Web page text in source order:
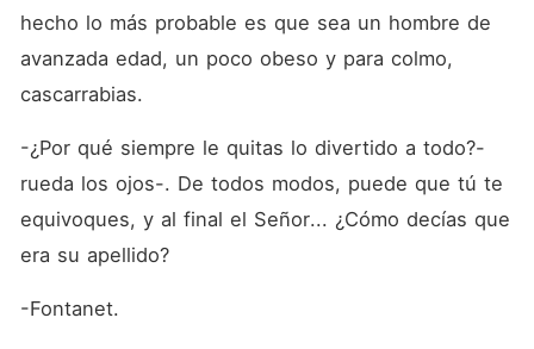
hecho lo más probable es que sea un hombre de
avanzada edad, un poco obeso y para colmo,
cascarrabias.
-¿Por qué siempre le quitas lo divertido a todo?-
rueda los ojos-. De todos modos, puede que tú te
equivoques, y al final el Señor... ¿Cómo decías que
era su apellido?
-Fontanet.